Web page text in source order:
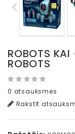
ROBOTS KAI
ROBOTS
0 atsauksmes
Rakstīt